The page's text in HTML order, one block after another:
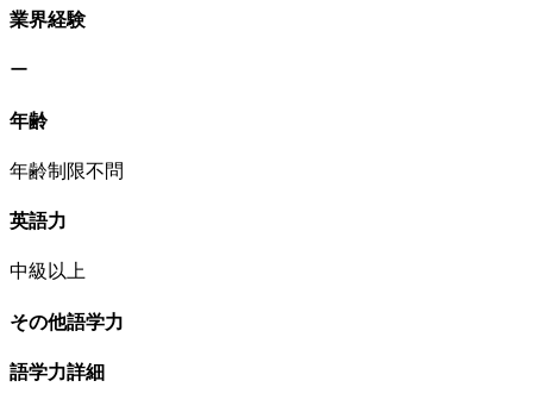
業界経験
ー
年齢
年齢制限不問
英語力
中級以上
その他語学力
語学力詳細